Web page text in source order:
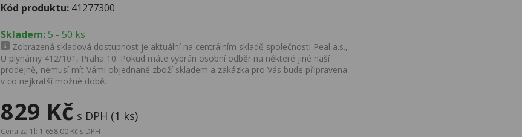
Kód produktu: 41277300
Skladem:5 - 50 ks
Zobrazená skladová dostupnost je aktuální na centrálním skladě společnosti Peal a.s.,
U plynárny 412/101, Praha 10. Pokud máte vybrán osobní odběr na některé jiné naší
prodejně, nemusí mít Vámi objednané zboží skladem a zakázka pro Vás bude připravena
v co nejkratší možné době.
829 Kč s DPH (1 ks)
Cena za 1l: 1 658,00 Kč s DPH